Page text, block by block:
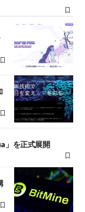
」を正式展開